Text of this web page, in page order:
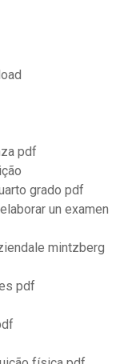
pdf
grado pdf
un examen
mintzberg
pdf